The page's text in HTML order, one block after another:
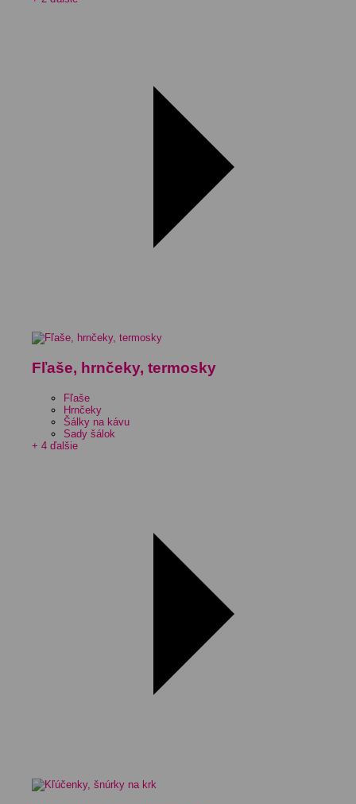
Fľaše, hrnčeky, termosky
Fľaše
Hrnčeky
Šálky na kávu
Sady šálok
+ 4 ďalšie